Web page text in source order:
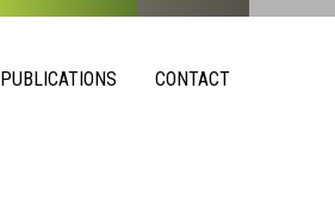
PUBLICATIONS CONTACT